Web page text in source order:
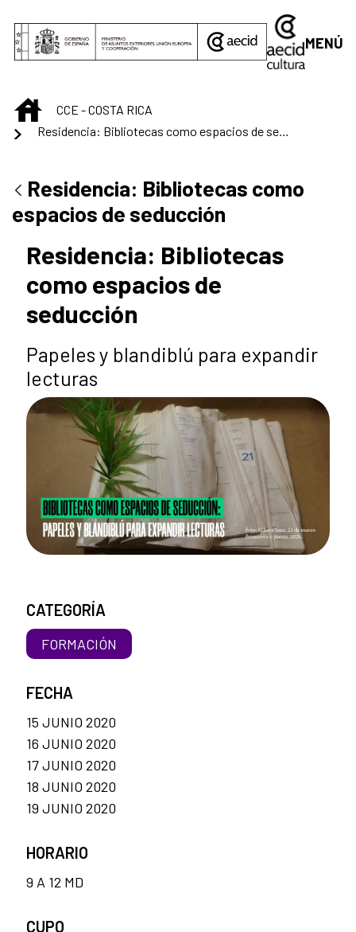
MENÚ
INICIO
CCE - COSTA RICA
Residencia: Bibliotecas como espacios de seducción
Residencia: Bibliotecas como
espacios de seducción
Residencia: Bibliotecas
como espacios de
seducción
Papeles y blandiblú para expandir
lecturas
CATEGORÍA
FORMACIÓN
FECHA
15 JUNIO 2020
16 JUNIO 2020
17 JUNIO 2020
18 JUNIO 2020
19 JUNIO 2020
HORARIO
9 A 12 MD
CUPO